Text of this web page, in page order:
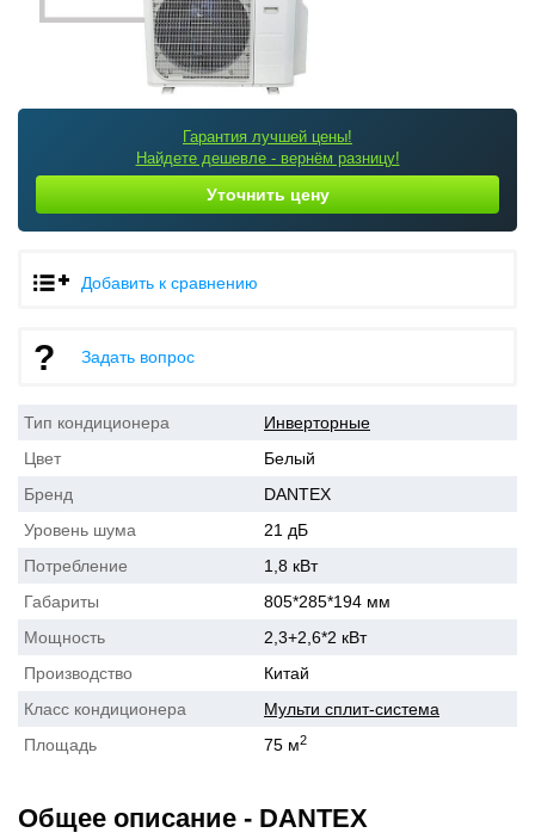
Гарантия лучшей цены!
Найдете дешевле - вернём разницу!
Уточнить цену
Добавить к сравнению
Задать вопрос
Тип кондиционера
Инверторные
Цвет
Белый
Бренд
DANTEX
Уровень шума
21 дБ
Потребление
1,8 кВт
Габариты
805*285*194 мм
Мощность
2,3+2,6*2 кВт
Производство
Китай
Класс кондиционера
Мульти сплит-система
Площадь
75 м2
Общее описание - DANTEX